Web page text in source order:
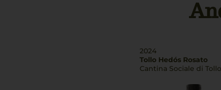
2024
Tollo Hedós Rosato
Cantina Sociale di Tollo